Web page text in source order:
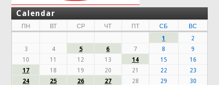
Calendar
ПН ВТ СР ЧТ ПТ СБ
ВС
1
2
3
4 5 6 7 8
9
10
11 12 13 14 15
16
17
18 19 20 21 22
23
24
25 26 27 28 29 30